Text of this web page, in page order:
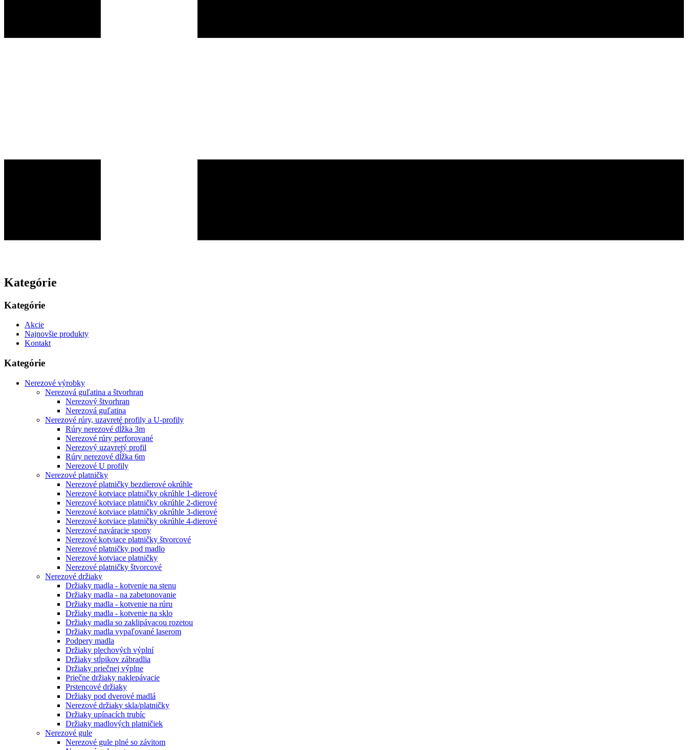
Kategórie
Kategórie
Akcie
Najnovšie produkty
Kontakt
Kategórie
Nerezové výrobky
Nerezová guľatina a štvorhran
Nerezový štvorhran
Nerezová guľatina
Nerezové rúry, uzavreté profily a U-profily
Rúry nerezové dĺžka 3m
Nerezové rúry perforované
Nerezový uzavretý profil
Rúry nerezové dĺžka 6m
Nerezové U profily
Nerezové platničky
Nerezové platničky bezdierové okrúhle
Nerezové kotviace platničky okrúhle 1-dierové
Nerezové kotviace platničky okrúhle 2-dierové
Nerezové kotviace platničky okrúhle 3-dierové
Nerezové kotviace platničky okrúhle 4-dierové
Nerezové naváracie spony
Nerezové kotviace platničky štvorcové
Nerezové platničky pod madlo
Nerezové kotviace platničky
Nerezové platničky štvorcové
Nerezové držiaky
Držiaky madla - kotvenie na stenu
Držiaky madla - na zabetonovanie
Držiaky madla - kotvenie na rúru
Držiaky madla - kotvenie na sklo
Držiaky madla so zaklipávacou rozetou
Držiaky madla vypaľované laserom
Podpery madla
Držiaky plechových výplní
Držiaky stĺpikov zábradlia
Držiaky priečnej výplne
Priečne držiaky naklepávacie
Prstencové držiaky
Držiaky pod dverové madlá
Nerezové držiaky skla/platničky
Držiaky upínacích trubíc
Držiaky madlových platničiek
Nerezové gule
Nerezové gule plné so závitom